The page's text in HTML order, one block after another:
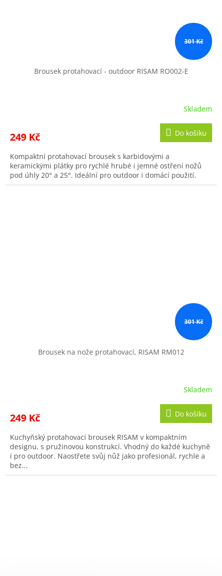
301 Kč
Brousek protahovací - outdoor RISAM RO002-E
Skladem
249 Kč Do košíku
Kompaktní protahovací brousek s karbidovými a
keramickými plátky pro rychlé hrubé i jemné ostření nožů
pod úhly 20° a 25°. Ideální pro outdoor i domácí použití.
301 Kč
Brousek na nože protahovací, RISAM RM012
Skladem
249 Kč Do košíku
Kuchyňský protahovací brousek RISAM v kompaktním
designu, s pružinovou konstrukcí. Vhodný do každé kuchyně
i pro outdoor. Naostřete svůj nůž jako profesionál, rychle a
bez...